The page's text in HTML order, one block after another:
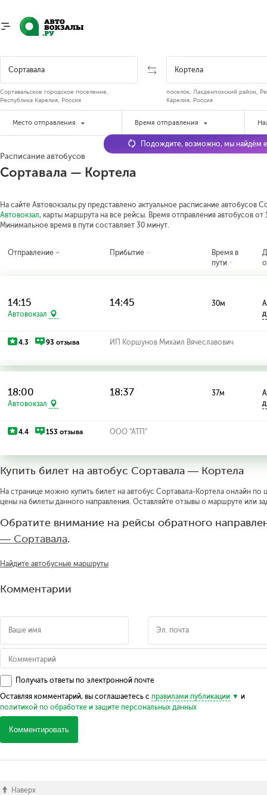
Сортавальское городское поселение,
Республика Карелия, Россия
поселок, Лахденпохский район,
Карелия, Россия
Место отправления Время отправления
Расписание автобусов
Сортавала — Кортела
На сайте Автовокзалы.ру представлено актуальное расписание автобусов
Автовокзал, карты маршрута на все рейсы. Время отправления автобусов от
Минимальное время в пути составляет 30 минут.
Подождите, возможно, мы найдём
Отправление Прибытие
Время в
пути
14:15
Автовокзал
14:45 30м
4.3 93 отзыва ИП Коршунов Михаил Вячеславович
18:00
Автовокзал
18:37 37м
4.4 153 отзыва ООО "АТП"
Купить билет на автобус Сортавала — Кортела
На странице можно купить билет на автобус Сортавала-Кортела онлайн по
цены на билеты данного направления. Оставляйте отзывы о маршруте или
Обратите внимание на рейсы обратного
— Сортавала.
Найдите автобусные маршруты
Комментарии
Получать ответы по электронной почте
Оставляя комментарий, вы соглашаетесь с правилами публикации
и
политикой по обработке и защите персональных данных
Комментировать
Наверх